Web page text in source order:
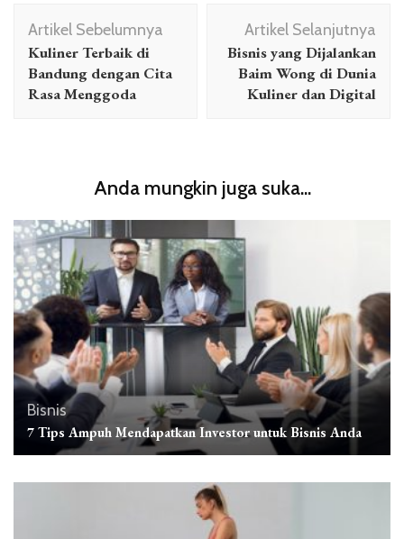
Navigasi
Artikel
Artikel Sebelumnya
Kuliner Terbaik di
Bandung dengan Cita
Rasa Menggoda
Artikel Selanjutnya
Bisnis yang Dijalankan
Baim Wong di Dunia
Kuliner dan Digital
Anda mungkin juga suka...
Bisnis
7 Tips Ampuh Mendapatkan Investor untuk Bisnis Anda